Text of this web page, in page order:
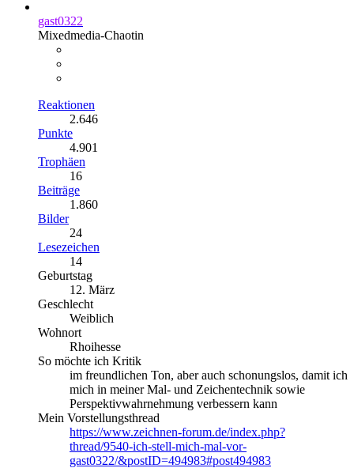
gast0322
Mixedmedia-Chaotin
Reaktionen
2.646
Punkte
4.901
Trophäen
16
Beiträge
1.860
Bilder
24
Lesezeichen
14
Geburtstag
12. März
Geschlecht
Weiblich
Wohnort
Rhoihesse
So möchte ich Kritik
im freundlichen Ton, aber auch schonungslos, damit ich
mich in meiner Mal- und Zeichentechnik sowie
Perspektivwahrnehmung verbessern kann
Mein Vorstellungsthread
https://www.zeichnen-forum.de/index.php?
thread/9540-ich-stell-mich-mal-vor-
gast0322/&postID=494983#post494983